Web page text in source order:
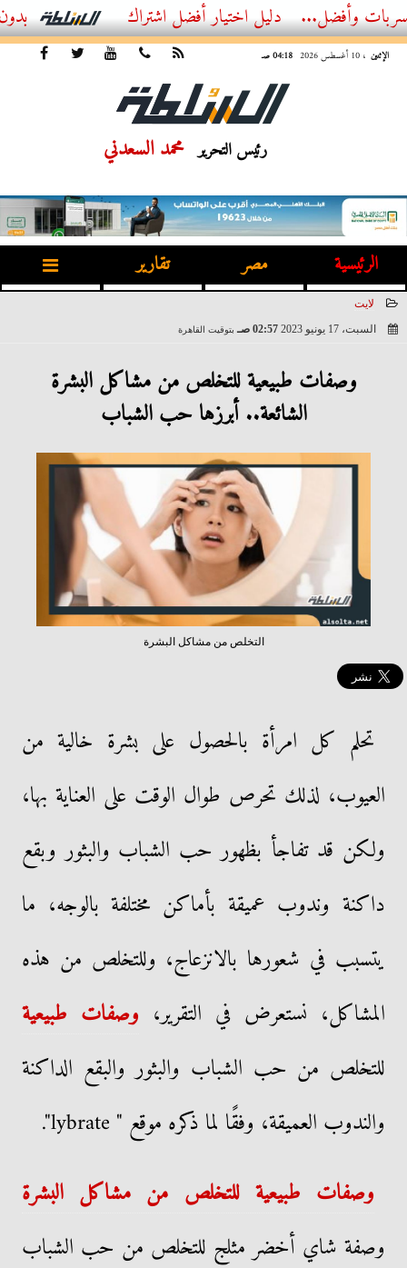
أفضل اشتراك IPTV بدون تقطيع 2026 – دليل المشاهد العصري
الإثنين ، 10 أغسطس 2026 04:18 صـ
رئيس التحرير محمد السعدني
الرئيسية مصر تقارير
لايت
السبت، 17 يونيو 2023
02:57 صـ بتوقيت القاهرة
وصفات طبيعية للتخلص من مشاكل البشرة
الشائعة.. أبرزها حب الشباب
التخلص من مشاكل البشرة
تحلم كل امرأة بالحصول على بشرة خالية من
العيوب، لذلك تحرص طوال الوقت على العناية بها،
ولكن قد تفاجأ بظهور حب الشباب والبثور وبقع
داكنة وندوب عميقة بأماكن مختلفة بالوجه، ما
يتسبب في شعورها بالانزعاج، وللتخلص من هذه
المشاكل، نستعرض في التقرير، وصفات طبيعية
للتخلص من حب الشباب والبثور والبقع الداكنة
والندوب العميقة، وفقًا لما ذكره موقع " lybrate".
وصفات طبيعية للتخلص من مشاكل البشرة
وصفة شاي أخضر مثلج للتخلص من حب الشباب